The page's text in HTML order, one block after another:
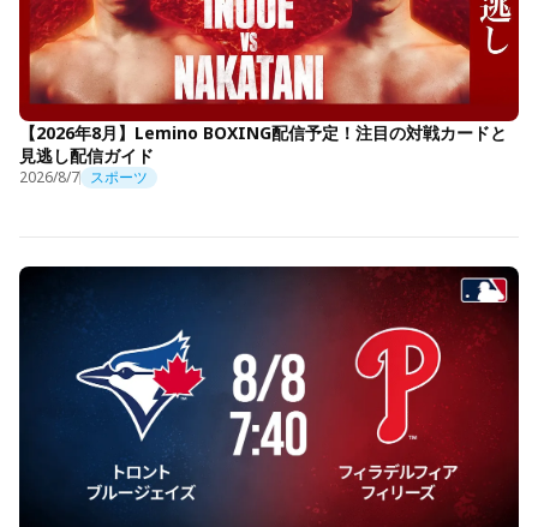
【2026年8月】Lemino BOXING配信予定！注目の対戦カードと
見逃し配信ガイド
2026/8/7 スポーツ